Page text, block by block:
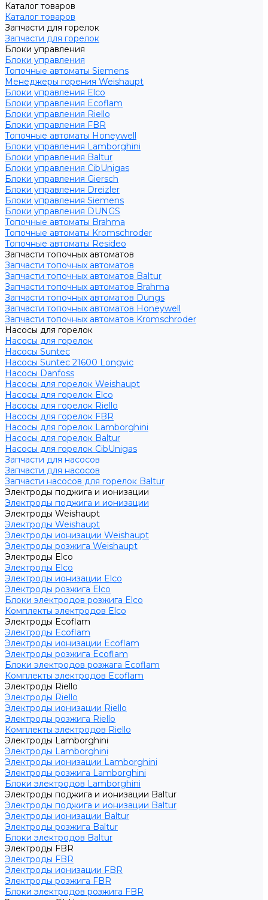
Каталог товаров
Каталог товаров
Запчасти для горелок
Запчасти для горелок
Блоки управления
Блоки управления
Топочные автоматы Siemens
Менеджеры горения Weishaupt
Блоки управления Elco
Блоки управления Ecoflam
Блоки управления Riello
Блоки управления FBR
Топочные автоматы Honeywell
Блоки управления Lamborghini
Блоки управления Baltur
Блоки управления CibUnigas
Блоки управления Giersch
Блоки управления Dreizler
Блоки управления Siemens
Блоки управления DUNGS
Топочные автоматы Brahma
Топочные автоматы Kromschroder
Топочные автоматы Resideo
Запчасти топочных автоматов
Запчасти топочных автоматов
Запчасти топочных автоматов Baltur
Запчасти топочных автоматов Brahma
Запчасти топочных автоматов Dungs
Запчасти топочных автоматов Honeywell
Запчасти топочных автоматов Kromschroder
Насосы для горелок
Насосы для горелок
Насосы Suntec
Насосы Suntec 21600 Longvic
Насосы Danfoss
Насосы для горелок Weishaupt
Насосы для горелок Elco
Насосы для горелок Riello
Насосы для горелок FBR
Насосы для горелок Lamborghini
Насосы для горелок Baltur
Насосы для горелок CibUnigas
Запчасти для насосов
Запчасти для насосов
Запчасти насосов для горелок Baltur
Электроды поджига и ионизации
Электроды поджига и ионизации
Электроды Weishaupt
Электроды Weishaupt
Электроды ионизации Weishaupt
Электроды розжига Weishaupt
Электроды Elco
Электроды Elco
Электроды ионизации Elco
Электроды розжига Elco
Блоки электродов розжига Elco
Комплекты электродов Elco
Электроды Ecoflam
Электроды Ecoflam
Электроды ионизации Ecoflam
Электроды розжига Ecoflam
Блоки электродов розжага Ecoflam
Комплекты электродов Ecoflam
Электроды Riello
Электроды Riello
Электроды ионизации Riello
Электроды розжига Riello
Комплекты электродов Riello
Электроды Lamborghini
Электроды Lamborghini
Электроды ионизации Lamborghini
Электроды розжига Lamborghini
Блоки электродов Lamborghini
Электроды поджига и ионизации Baltur
Электроды поджига и ионизации Baltur
Электроды ионизации Baltur
Электроды розжига Baltur
Блоки электродов Baltur
Электроды FBR
Электроды FBR
Электроды ионизации FBR
Электроды розжига FBR
Блоки электродов розжига FBR